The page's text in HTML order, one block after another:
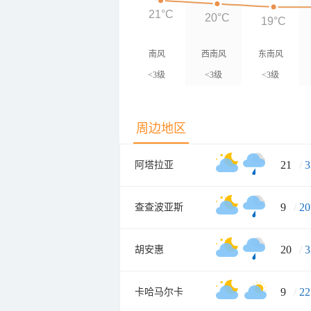
南风
<3级
西南风
<3级
东南风
<3级
21°C 20°C 19°C
周边地区
阿塔拉亚 21 /
查查波亚斯 9 / 20
胡安惠 20 /
卡哈马尔卡 9 / 22